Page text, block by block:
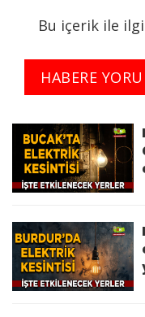
Köyü FATİH Mah.
saatleri arasında
Sağlığı ve
Kesinti Nedeni :
Burdur 9
Bucak 9
kesintisinden
Bu içerik ile
HABERE